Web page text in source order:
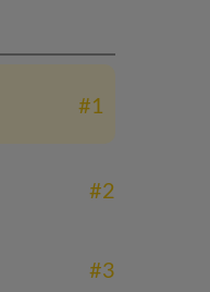
#1
#2
#3